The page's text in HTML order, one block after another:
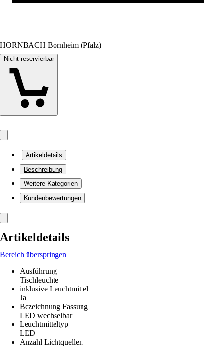
HORNBACH Bornheim (Pfalz)
Nicht reservierbar
Artikeldetails
Beschreibung
Weitere Kategorien
Kundenbewertungen
Artikeldetails
Bereich überspringen
Ausführung
Tischleuchte
inklusive Leuchtmittel
Ja
Bezeichnung Fassung
LED wechselbar
Leuchtmitteltyp
LED
Anzahl Lichtquellen